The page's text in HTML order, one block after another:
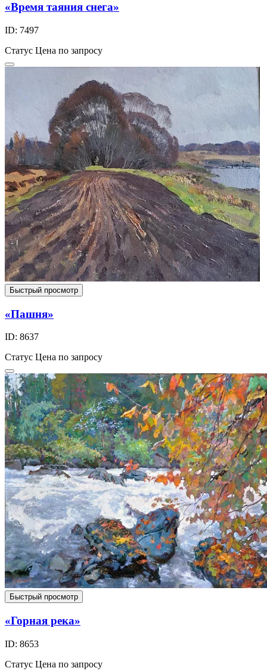
«Время таяния снега»
ID: 7497
Статус Цена по запросу
Быстрый просмотр
«Пашня»
ID: 8637
Статус Цена по запросу
Быстрый просмотр
«Горная река»
ID: 8653
Статус Цена по запросу